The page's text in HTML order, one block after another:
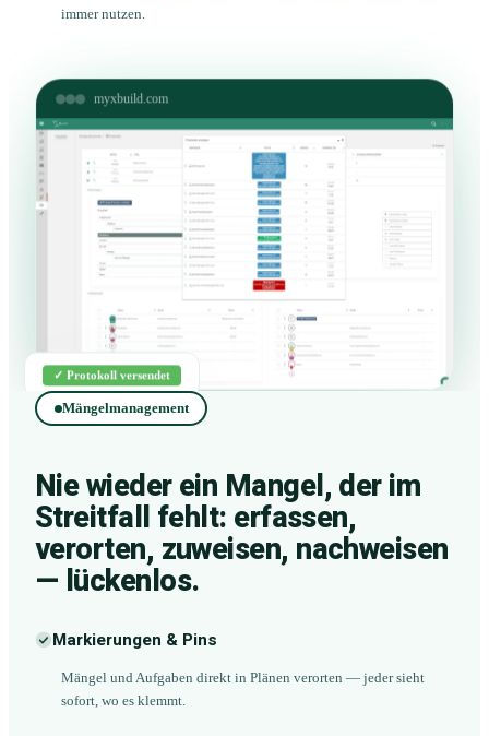
immer nutzen.
myxbuild.com
✓ Protokoll versendet
Mängelmanagement
Nie wieder ein Mangel, der im
Streitfall fehlt: erfassen,
verorten, zuweisen, nachweisen
— lückenlos.
Markierungen & Pins
Mängel und Aufgaben direkt in Plänen verorten — jeder sieht
sofort, wo es klemmt.